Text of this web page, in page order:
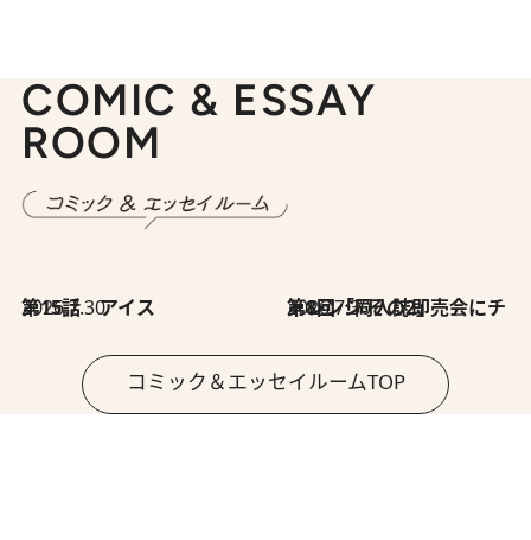
COMIC & ESSAY
ROOM
2026.7.30
第15話 アイス 2026.7.30
第8回「同人誌即売会にチャレンジ その2」
コミック＆エッセイルームTOP